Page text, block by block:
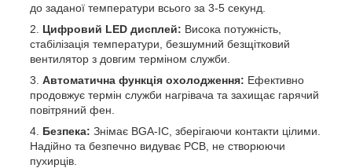
до заданої температури всього за 3-5 секунд.
Цифровий LED дисплей: Висока потужність,
стабілізація температури, безшумний безщітковий
вентилятор з довгим терміном служби.
Автоматична функція охолодження: Ефективно
продовжує термін служби нагрівача та захищає гарячий
повітряний фен.
Безпека: Знімає BGA-IC, зберігаючи контакти цілими.
Надійно та безпечно видуває PCB, не створюючи
пухирців.